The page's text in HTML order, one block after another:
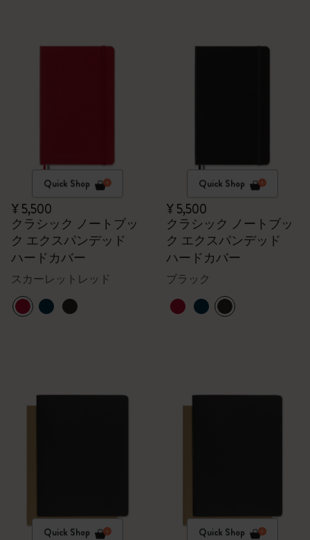
Quick Shop
¥ 5,500
クラシック ノートブッ
ク エクスパンデッド
ハードカバー
スカーレットレッド
Quick Shop
¥ 5,500
クラシック ノートブッ
ク エクスパンデッド
ハードカバー
ブラック
Quick Shop Quick Shop